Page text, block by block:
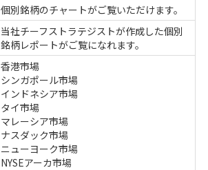
個別銘柄のチャートがご覧いただけます。
当社チーフストラテジストが作成した個別
銘柄レポートがご覧になれます。
香港市場
シンガポール市場
インドネシア市場
タイ市場
マレーシア市場
ナスダック市場
ニューヨーク市場
NYSEアーカ市場